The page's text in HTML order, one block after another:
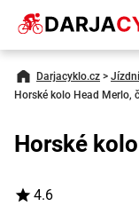
Darjacyklo.cz >
Horské kolo Head Merlo,
Horské
4.6